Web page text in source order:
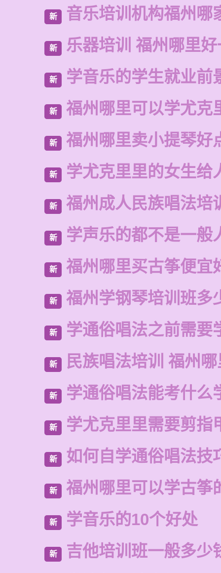
新 音乐培训机构福州哪
新 乐器培训 福州哪里
新 学音乐的学生就业前
新 福州哪里可以学尤克
新 福州哪里卖小提琴好
新 学尤克里里的女生给
新 福州成人民族唱法培
新 学声乐的都不是一般
新 福州哪里买古筝便宜
新 福州学钢琴培训班多
新 学通俗唱法之前需要
新 民族唱法培训 福州
新 学通俗唱法能考什么
新 学尤克里里需要剪指
新 如何自学通俗唱法技
新 福州哪里可以学古筝
新 学音乐的10个好处
新 吉他培训班一般多少